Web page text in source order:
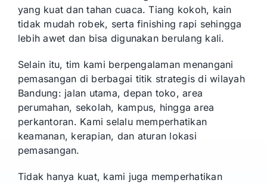
yang kuat dan tahan cuaca. Tiang kokoh, kain
tidak mudah robek, serta finishing rapi sehingga
lebih awet dan bisa digunakan berulang kali.
Selain itu, tim kami berpengalaman menangani
pemasangan di berbagai titik strategis di wilayah
Bandung: jalan utama, depan toko, area
perumahan, sekolah, kampus, hingga area
perkantoran. Kami selalu memperhatikan
keamanan, kerapian, dan aturan lokasi
pemasangan.
Tidak hanya kuat, kami juga memperhatikan